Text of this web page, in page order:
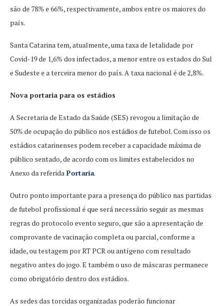
são de 78% e 66%, respectivamente, ambos entre os maiores do
país.
Santa Catarina tem, atualmente, uma taxa de letalidade por
Covid-19 de 1,6% dos infectados, a menor entre os estados do Sul
e Sudeste e a terceira menor do país. A taxa nacional é de 2,8%.
Nova portaria para os estádios
A Secretaria de Estado da Saúde (SES) revogou a limitação de
50% de ocupação do público nos estádios de futebol. Com isso os
estádios catarinenses podem receber a capacidade máxima de
público sentado, de acordo com os limites estabelecidos no
Anexo da referida Portaria.
Outro ponto importante para a presença do público nas partidas
de futebol profissional é que será necessário seguir as mesmas
regras do protocolo evento seguro, que são a apresentação de
comprovante de vacinação completa ou parcial, conforme a
idade, ou testagem por RT PCR ou antígeno com resultado
negativo antes do jogo. E também o uso de máscaras permanece
como obrigatório dentro dos estádios.
As sedes das torcidas organizadas poderão funcionar